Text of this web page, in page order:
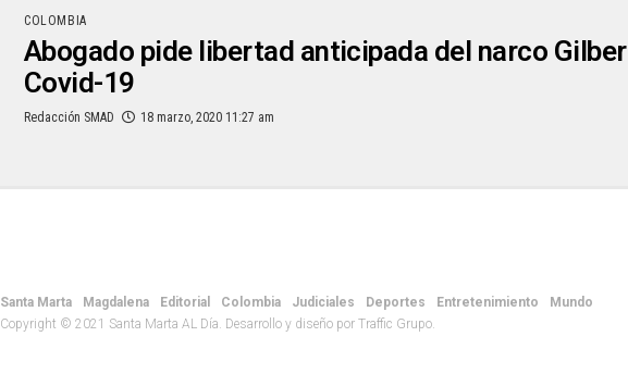
COLOMBIA
Abogado pide libertad anticipada del narco
Covid-19
Redacción SMAD 18 marzo, 2020 11:27 am
Santa Marta Magdalena Editorial Colombia Judiciales Deportes Entretenimiento
Mundo
Copyright © 2021 Santa Marta AL Día. Desarrollo y diseño por Traffic Grupo.